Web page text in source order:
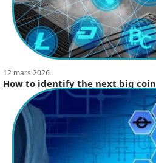
12 mars 2026
How to identify the next big coin